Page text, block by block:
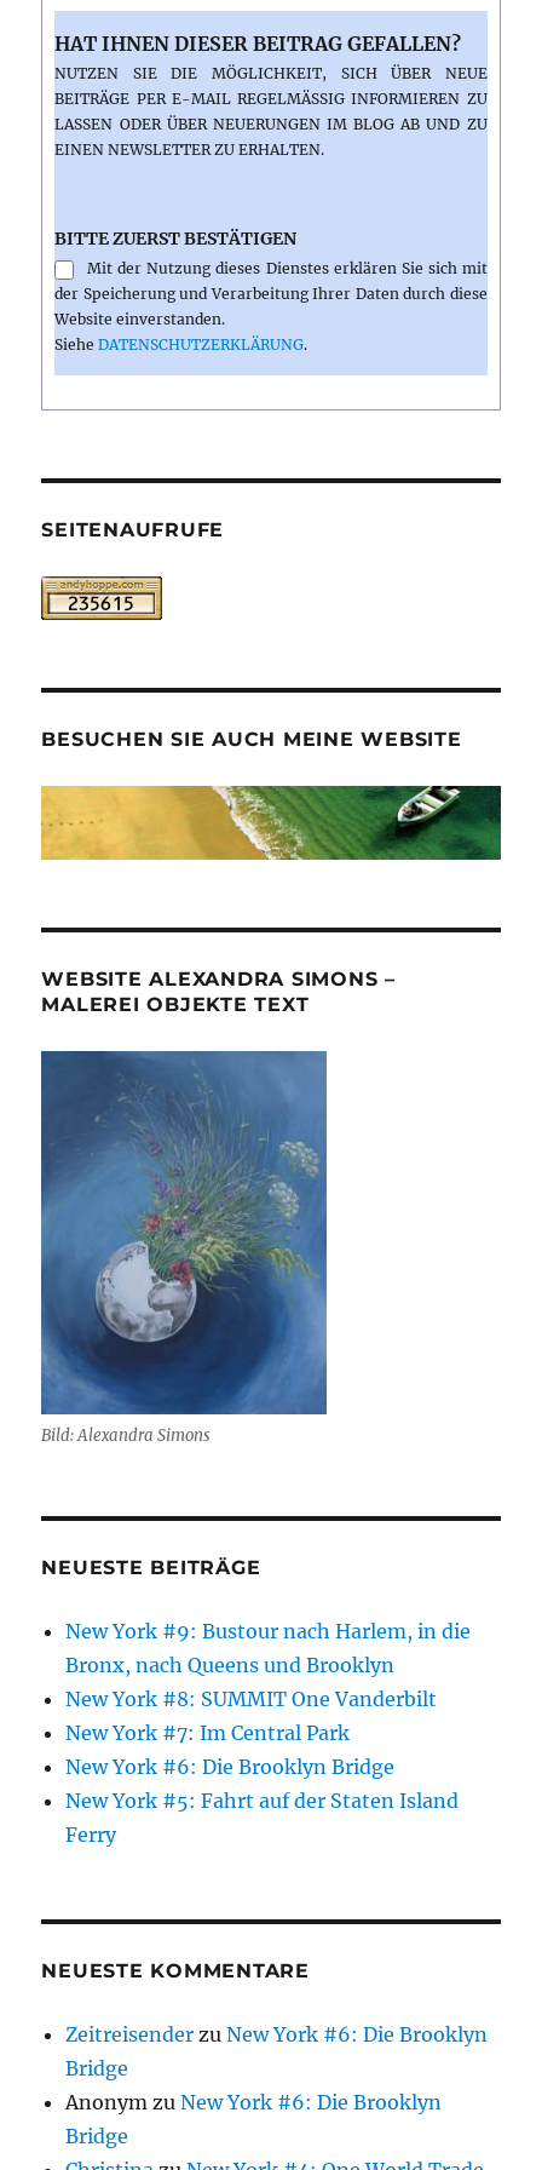
HAT IHNEN DIESER BEITRAG GEFALLEN?
NUTZEN SIE DIE MÖGLICHKEIT, SICH ÜBER NEUE
BEITRÄGE PER E-MAIL REGELMÄSSIG INFORMIEREN ZU L
ASSEN ODER ÜBER NEUERUNGEN IM BLOG AB UND ZU E
INEN NEWSLETTER ZU ERHALTEN.
BITTE ZUERST BESTÄTIGEN
Mit der Nutzung dieses Dienstes erklären Sie sich mit
der Speicherung und Verarbeitung Ihrer Daten durch diese
Website einverstanden.
SieheDATENSCHUTZERKLÄRUNG.
SEITENAUFRUFE
BESUCHEN SIE AUCH MEINE WEBSITE
WEBSITE ALEXANDRA SIMONS –
MALEREI OBJEKTE TEXT
Bild: Alexandra Simons
NEUESTE BEITRÄGE
New York #9: Bustour nach Harlem, in die
Bronx, nach Queens und Brooklyn
New York #8: SUMMIT One Vanderbilt
New York #7: Im Central Park
New York #6: Die Brooklyn Bridge
New York #5: Fahrt auf der Staten Island
Ferry
NEUESTE KOMMENTARE
Zeitreisender zuNew York #6: Die Brooklyn
Bridge
Anonym zuNew York #6: Die Brooklyn
Bridge